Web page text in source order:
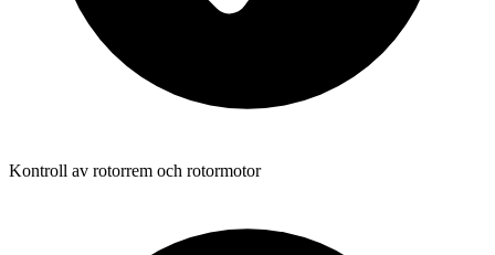
Kontroll av rotorrem och rotormotor